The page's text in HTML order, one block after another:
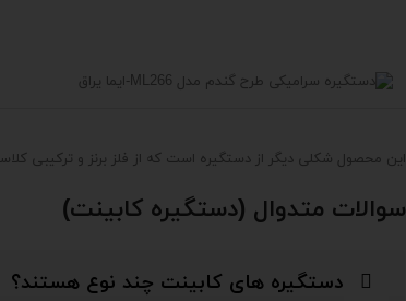
این محصول شکلی دیگر از دستگیره است که از فلز برنز و ترکیبی
سوالات متدوال (دستگیره کابینت)
دستگیره های کابینت چند نوع هستند؟